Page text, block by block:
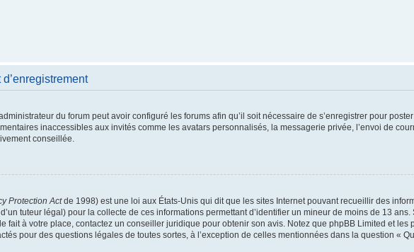
du forum peut avoir configuré les forums afin qu’il soit nécessaire de s’enregistrer pour
inaccessibles aux invités comme les avatars personnalisés, la messagerie privée, l’envoi de
conseillée.
Protection Actde 1998) est une loi aux États-Unis qui dit que les sites Internet pouvant recueillir des
tuteur légal) pour la collecte de ces informations permettant d’identifier un mineur de moins de 13
fait à votre place, contactez un conseiller juridique pour obtenir son avis. Notez que phpBB Limited et
pour des questions légales de toutes sortes, à l’exception de celles mentionnées dans la question «